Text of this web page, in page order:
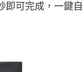
即可完成，一鍵自